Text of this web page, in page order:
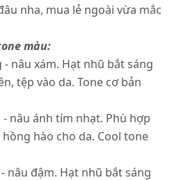
nha, mua lẻ ngoài vừa mắc
màu:
nâu xám. Hạt nhũ bắt sáng
tệp vào da. Tone cơ bản
nâu ánh tím nhạt. Phù hợp
hào cho da. Cool tone
nâu đậm. Hạt nhũ bắt sáng